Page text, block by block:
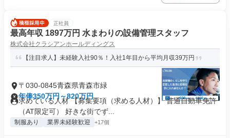
正社員
最高年収 1897万円 水まわりの設備管理スタッフ
株式会社クラシアンホールディングス
【注目求人】未経験入社90％！入社1年目から平均月収39万円
〒030-0845青森県青森市緑
年俸350万円～820万円
求めている人材 【募集要項（求める人材）】 普通自動車免許
（AT限定可） 好きな街でず...
制服あり 業界未経験歓迎 +17個